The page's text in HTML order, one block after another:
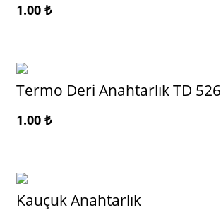
1.00 ₺
Termo Deri Anahtarlık TD 526
1.00 ₺
Kauçuk Anahtarlık